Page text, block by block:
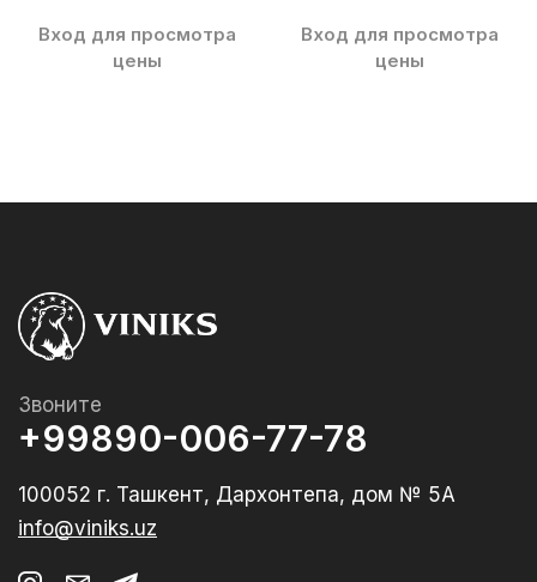
Вход для просмотра
цены
Вход для просмотра
цены
Звоните
+99890-006-77-78
100052 г. Ташкент, Дархонтепа, дом № 5А
info@viniks.uz